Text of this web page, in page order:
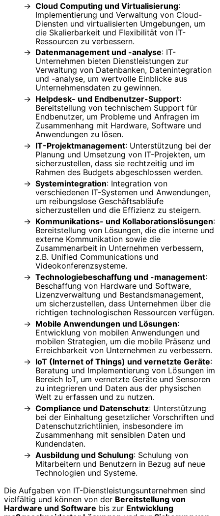
Cloud Computing und Virtualisierung:
Implementierung und Verwaltung von Cloud-
Diensten und virtualisierten Umgebungen, um
die Skalierbarkeit und Flexibilität von IT-
Ressourcen zu verbessern.
Datenmanagement und -analyse: IT-
Unternehmen bieten Dienstleistungen zur
Verwaltung von Datenbanken, Datenintegration
und -analyse, um wertvolle Einblicke aus
Unternehmensdaten zu gewinnen.
Helpdesk- und Endbenutzer-Support:
Bereitstellung von technischem Support für
Endbenutzer, um Probleme und Anfragen im
Zusammenhang mit Hardware, Software und
Anwendungen zu lösen.
IT-Projektmanagement: Unterstützung bei der
Planung und Umsetzung von IT-Projekten, um
sicherzustellen, dass sie rechtzeitig und im
Rahmen des Budgets abgeschlossen werden.
Systemintegration: Integration von
verschiedenen IT-Systemen und Anwendungen,
um reibungslose Geschäftsabläufe
sicherzustellen und die Effizienz zu steigern.
Kommunikations- und Kollaborationslösungen:
Bereitstellung von Lösungen, die die interne und
externe Kommunikation sowie die
Zusammenarbeit in Unternehmen verbessern,
z.B. Unified Communications und
Videokonferenzsysteme.
Technologiebeschaffung und -management:
Beschaffung von Hardware und Software,
Lizenzverwaltung und Bestandsmanagement,
um sicherzustellen, dass Unternehmen über die
richtigen technologischen Ressourcen verfügen.
Mobile Anwendungen und Lösungen:
Entwicklung von mobilen Anwendungen und
mobilen Strategien, um die mobile Präsenz und
Erreichbarkeit von Unternehmen zu verbessern.
IoT (Internet of Things) und vernetzte Geräte:
Beratung und Implementierung von Lösungen im
Bereich IoT, um vernetzte Geräte und Sensoren
zu integrieren und Daten aus der physischen
Welt zu erfassen und zu nutzen.
Compliance und Datenschutz: Unterstützung
bei der Einhaltung gesetzlicher Vorschriften und
Datenschutzrichtlinien, insbesondere im
Zusammenhang mit sensiblen Daten und
Kundendaten.
Ausbildung und Schulung: Schulung von
Mitarbeitern und Benutzern in Bezug auf neue
Technologien und Systeme.
Die Aufgaben von IT-Dienstleistungsunternehmen sind
vielfältig und können von der Bereitstellung von
Hardware und Software bis zur Entwicklung